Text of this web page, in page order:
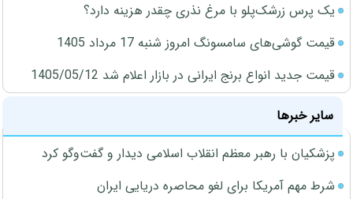
یک پرس زرشک‌پلو با مرغ نذری چقدر هزینه دارد؟
قیمت گوشی‌های سامسونگ امروز شنبه 17 مرداد 1405
قیمت جدید انواع برنج ایرانی در بازار اعلام شد 1405/05/12
سایر خبرها
پزشکیان با رهبر معظم انقلاب اسلامی دیدار و گفت‌وگو کرد
شرط مهم آمریکا برای لغو محاصره دریایی ایران